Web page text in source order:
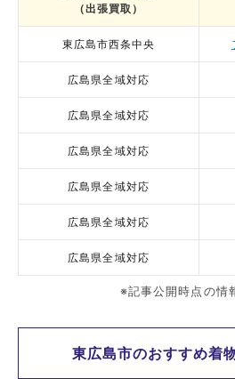
（出張買取）
東広島市西条中央
広島県全域対応
広島県全域対応
広島県全域対応
広島県全域対応
広島県全域対応
広島県全域対応
※記事公開時点の情
東広島市のおすすめ着